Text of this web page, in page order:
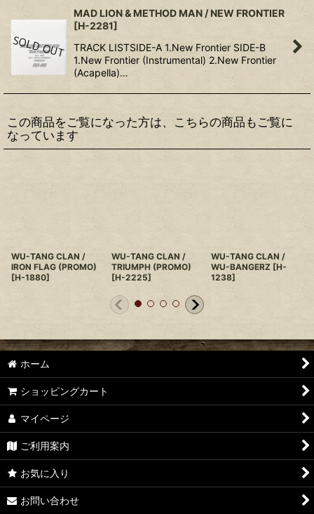
MAD LION & METHOD MAN / NEW FRONTIER
[H-2281]
TRACK LISTSIDE-A 1.New Frontier SIDE-B
1.New Frontier (Instrumental) 2.New Frontier
(Acapella)…
この商品をご覧になった方は、こちらの商品もご覧に
なっています
WU-TANG CLAN /
IRON FLAG (PROMO)
[H-1880]
WU-TANG CLAN /
TRIUMPH (PROMO)
[H-2225]
WU-TANG CLAN /
WU-BANGERZ [H-
1238]
ホーム
ショッピングカート
マイページ
ご利用案内
お気に入り
お問い合わせ